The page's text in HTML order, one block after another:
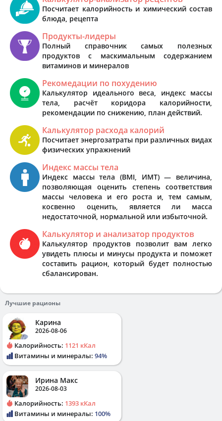
Посчитает калорийность и химический состав
блюда, рецепта
Продукты-лидеры
Полный справочник самых полезных
продуктов с маскимальным содержанием
витаминов и минералов
Рекомедации по похудению
Калькулятор идеального веса, индекс массы
тела, расчёт коридора калорийности,
рекомендации по снижению, план действий.
Калькулятор расхода калорий
Посчитает энергозатраты при различных видах
физических упражнений
Индекс массы тела
Индекс массы тела (BMI, ИМТ) — величина,
позволяющая оценить степень соответствия
массы человека и его роста и, тем самым,
косвенно оценить, является ли масса
недостаточной, нормальной или избыточной.
Калькулятор и анализатор продуктов
Калькулятор продуктов позволит вам легко
увидеть плюсы и минусы продукта и поможет
составить рацион, который будет полностью
сбалансирован.
Лучшие рационы
Карина
2026-08-06
Калорийность: 1121 кКал
Витамины и минералы: 94%
Ирина Макс
2026-08-03
Калорийность: 1393 кКал
Витамины и минералы: 100%